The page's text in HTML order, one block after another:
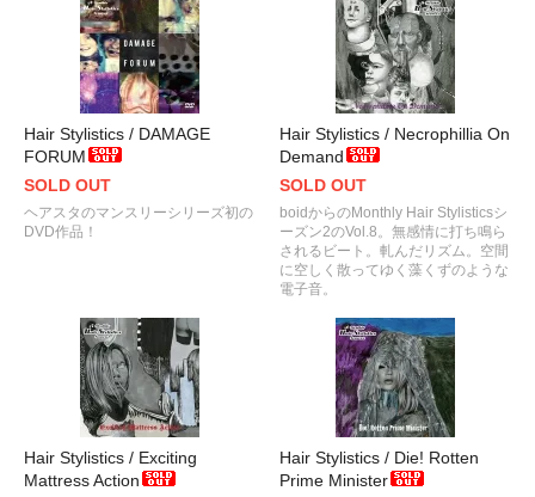
Hair Stylistics / DAMAGE
FORUM
SOLD OUT
ヘアスタのマンスリーシリーズ初の
DVD作品！
Hair Stylistics / Necrophillia On
Demand
SOLD OUT
boidからのMonthly Hair Stylisticsシ
ーズン2のVol.8。無感情に打ち鳴ら
されるビート。軋んだリズム。空間
に空しく散ってゆく藻くずのような
電子音。
Hair Stylistics / Exciting
Mattress Action
Hair Stylistics / Die! Rotten
Prime Minister